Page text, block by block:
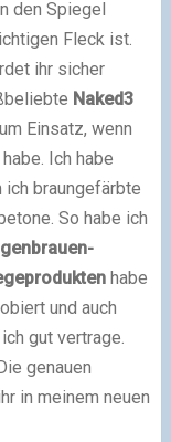
den Spiegel
Fleck ist.
ihr sicher
Naked3
Einsatz, wenn
Ich habe
braungefärbte
So habe ich
habe
und auch
gut vertrage.
genauen
in meinem neuen